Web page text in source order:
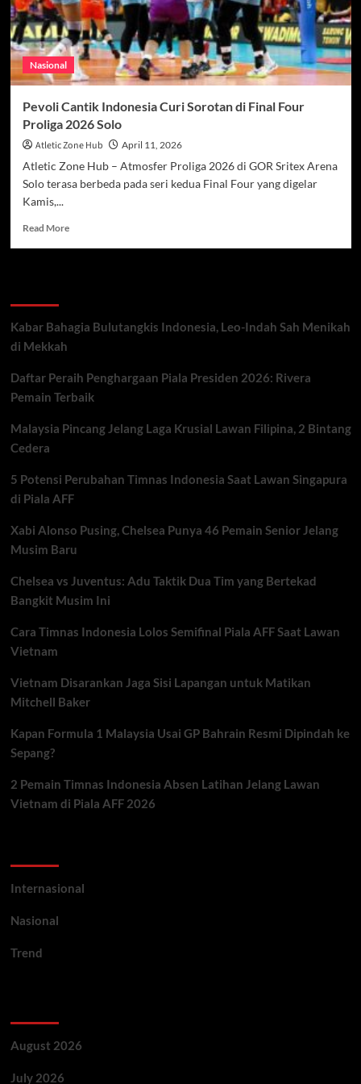
Nasional
Pevoli Cantik Indonesia Curi Sorotan di Final Four
Proliga 2026 Solo
Atletic Zone Hub April 11, 2026
Atletic Zone Hub – Atmosfer Proliga 2026 di GOR Sritex Arena
Solo terasa berbeda pada seri kedua Final Four yang digelar
Kamis,...
Read MoreRead
Sorotan
Four
Proliga
Solo
Kabar Bahagia Bulutangkis Indonesia, Leo-Indah Sah Menikah
di Mekkah
Daftar Peraih Penghargaan Piala Presiden 2026: Rivera
Pemain Terbaik
Malaysia Pincang Jelang Laga Krusial Lawan Filipina, 2 Bintang
Cedera
5 Potensi Perubahan Timnas Indonesia Saat Lawan Singapura
di Piala AFF
Xabi Alonso Pusing, Chelsea Punya 46 Pemain Senior Jelang
Musim Baru
Chelsea vs Juventus: Adu Taktik Dua Tim yang Bertekad
Bangkit Musim Ini
Cara Timnas Indonesia Lolos Semifinal Piala AFF Saat Lawan
Vietnam
Vietnam Disarankan Jaga Sisi Lapangan untuk Matikan
Mitchell Baker
Kapan Formula 1 Malaysia Usai GP Bahrain Resmi Dipindah ke
Sepang?
2 Pemain Timnas Indonesia Absen Latihan Jelang Lawan
Vietnam di Piala AFF 2026
Internasional
Nasional
Trend
August 2026
July 2026